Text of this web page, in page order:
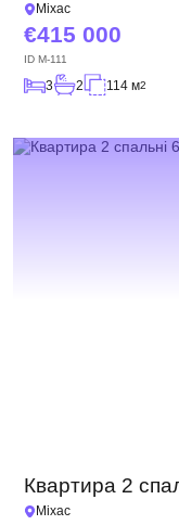
Міхас
415 000
ID M-111
3 2 114 м2
Квартира 2
Міхас